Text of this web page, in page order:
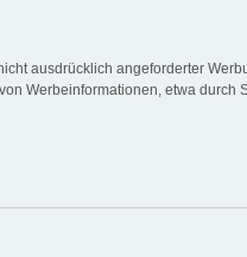
ausdrücklich angeforderter
Werbeinformationen, etwa durch